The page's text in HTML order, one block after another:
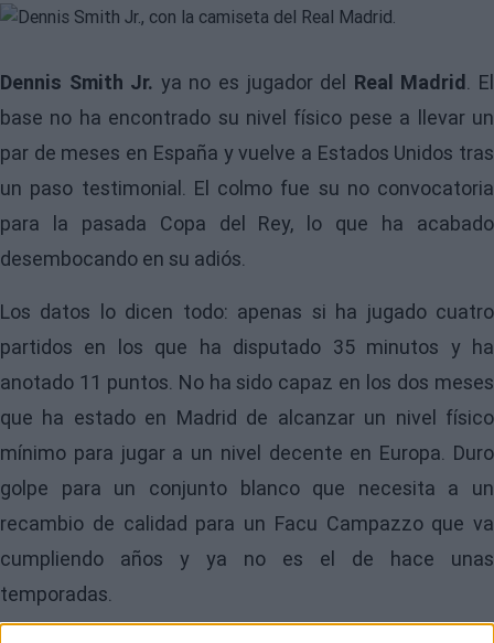
Dennis Smith Jr. ya no es jugador del Real Madrid. El
base no ha encontrado su nivel físico pese a llevar un
par de meses en España y vuelve a Estados Unidos tras
un paso testimonial. El colmo fue su no convocatoria
para la pasada Copa del Rey, lo que ha acabado
desembocando en su adiós.
Los datos lo dicen todo: apenas si ha jugado cuatro
partidos en los que ha disputado 35 minutos y ha
anotado 11 puntos. No ha sido capaz en los dos meses
que ha estado en Madrid de alcanzar un nivel físico
mínimo para jugar a un nivel decente en Europa. Duro
golpe para un conjunto blanco que necesita a un
recambio de calidad para un Facu Campazzo que va
cumpliendo años y ya no es el de hace unas
temporadas.